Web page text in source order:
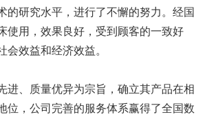
的研究水平，进行了不懈的努力。经国
使用，效果良好，受到顾客的一致好
会效益和经济效益。
、质量优异为宗旨，确立其产品在相
位，公司完善的服务体系赢得了全国数